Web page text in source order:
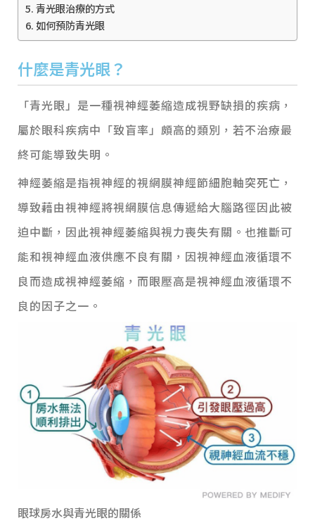
青光眼治療的方式
如何預防青光眼
什麼是青光眼？
「青光眼」是一種視神經萎縮造成視野缺損的疾病，
屬於眼科疾病中「致盲率」頗高的類別，若不治療最
終可能導致失明。
神經萎縮是指視神經的視網膜神經節細胞軸突死亡，
導致藉由視神經將視網膜信息傳遞給大腦路徑因此被
迫中斷，因此視神經萎縮與視力喪失有關。也推斷可
能和視神經血液供應不良有關，因視神經血液循環不
良而造成視神經萎縮，而眼壓高是視神經血液循環不
良的因子之一。
眼球房水與青光眼的關係